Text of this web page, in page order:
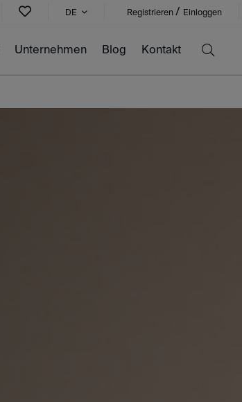
DE Registrieren / Einloggen
Unternehmen Blog Kontakt